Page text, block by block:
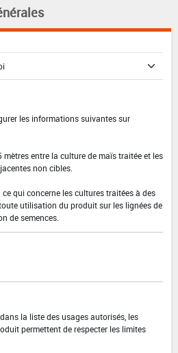
les informations suivantes sur
mètres entre la culture de maïs traitée et les
non cibles.
ce qui concerne les cultures traitées à des
utilisation du produit sur les lignées de
de semences.
la liste des usages autorisés, les
permettent de respecter les limites